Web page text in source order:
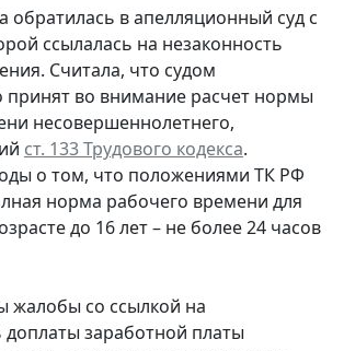
обратилась в апелляционный суд с
ссылалась на незаконность
Считала, что судом
принят во внимание расчет нормы
несовершеннолетнего,
ст. 133 Трудового кодекса.
о том, что положениями ТК РФ
норма рабочего времени для
до 16 лет – не более 24 часов
жалобы со ссылкой на
заработной платы